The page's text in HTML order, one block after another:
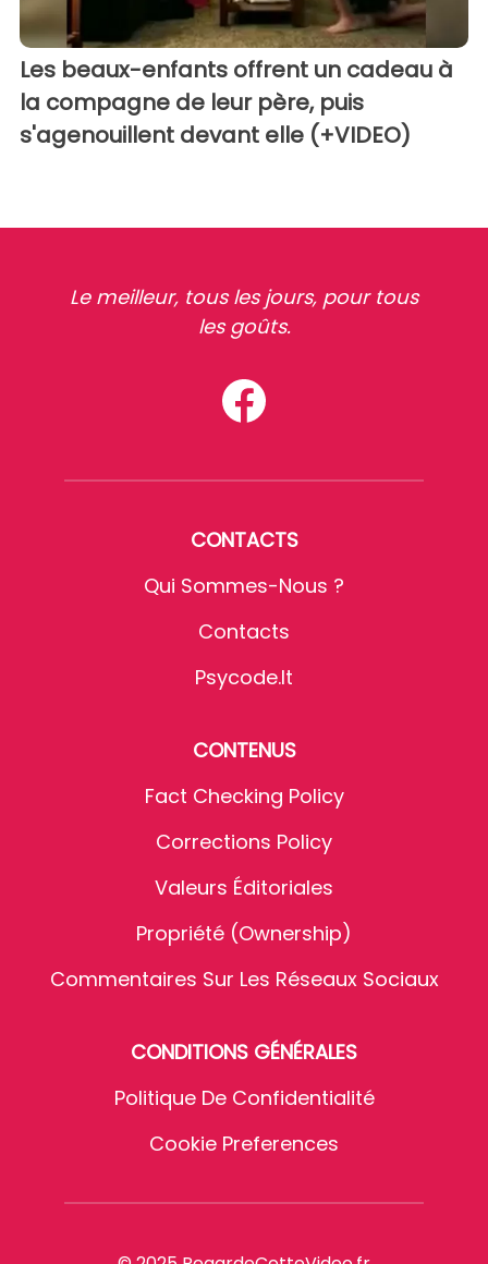
Les beaux-enfants offrent un cadeau à
la compagne de leur père, puis
s'agenouillent devant elle (+VIDEO)
Le meilleur, tous les jours, pour tous
les goûts.
CONTACTS
Qui Sommes-Nous ?
Contacts
Psycode.it
CONTENUS
Fact Checking Policy
Corrections Policy
Valeurs Éditoriales
Propriété (Ownership)
Commentaires Sur Les Réseaux Sociaux
CONDITIONS GÉNÉRALES
Politique De Confidentialité
Cookie Preferences